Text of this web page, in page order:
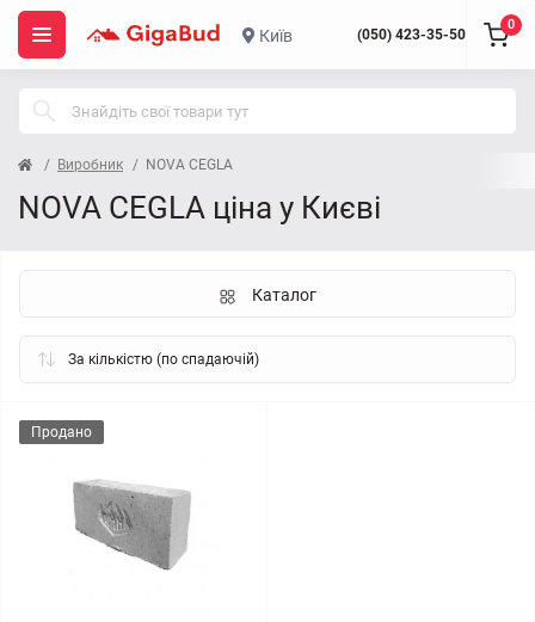
Київ (050) 423-35-50
0
Виробник NOVA CEGLA
NOVA CEGLA ціна у Києві
Каталог
Продано